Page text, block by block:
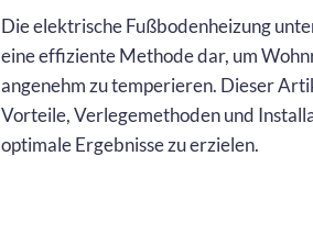
Die elektrische Fußbodenheizung
eine effiziente Methode dar, um
angenehm zu temperieren. Dieser
Vorteile, Verlegemethoden und
optimale Ergebnisse zu erzielen.